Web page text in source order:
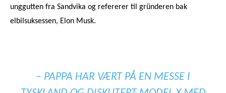
unggutten fra Sandvika og refererer til gründeren bak
elbilsuksessen, Elon Musk.
– PAPPA HAR VÆRT PÅ EN MESSE I